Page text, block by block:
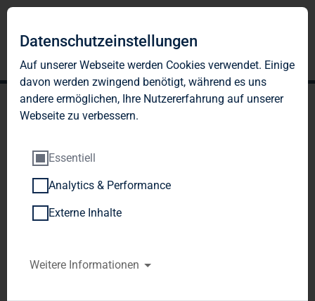
NACHHALTIGE
Datenschutzeinstellungen
Auf unserer Webseite werden Cookies verwendet. Einige
davon werden zwingend benötigt, während es uns
andere ermöglichen, Ihre Nutzererfahrung auf unserer
Webseite zu verbessern.
Essentiell
Analytics & Performance
Externe Inhalte
Weitere Informationen